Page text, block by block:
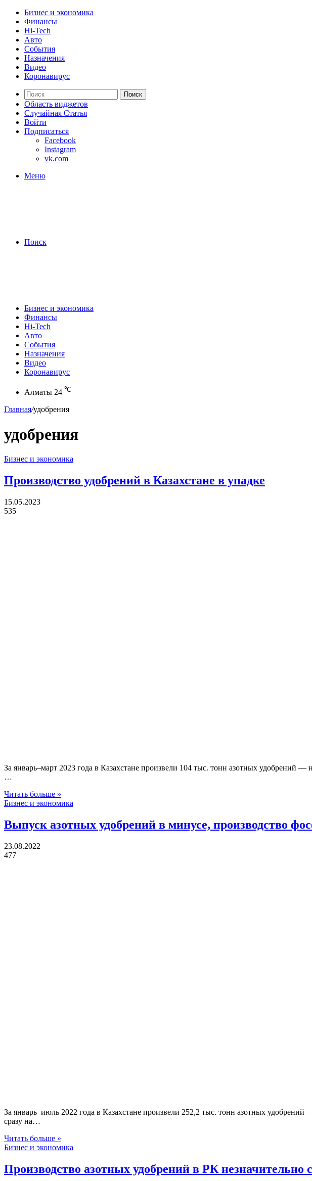
Бизнес и экономика
Финансы
Hi-Tech
Авто
События
Назначения
Видео
Коронавирус
Поиск
Область виджетов
Случайная Статья
Войти
Подписаться
Facebook
Instagram
vk.com
Меню
Поиск
Бизнес и экономика
Финансы
Hi-Tech
Авто
События
Назначения
Видео
Коронавирус
Алматы 24 ℃
Главная/удобрения
удобрения
Бизнес и экономика
Производство удобрений в Казахстане в упадке
15.05.2023
535
За январь–март 2023 года в Казахстане произвели 104 тыс. тонн азотных удобрений
…
Читать больше »
Бизнес и экономика
Выпуск азотных удобрений в минусе, производство
23.08.2022
477
За январь–июль 2022 года в Казахстане произвели 252,2 тыс. тонн азотных
сразу на…
Читать больше »
Бизнес и экономика
Производство азотных удобрений в РК